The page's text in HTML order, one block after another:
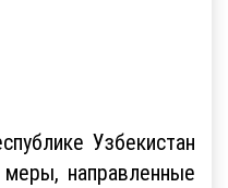
Узбекистан
направленные